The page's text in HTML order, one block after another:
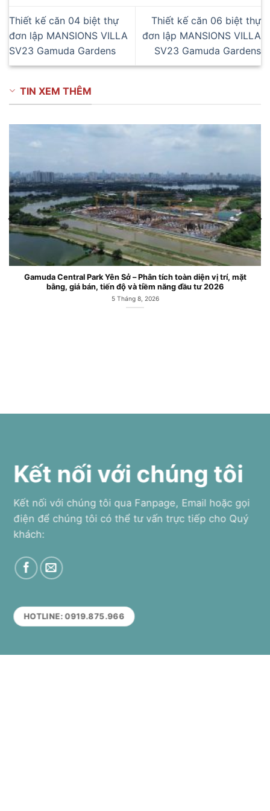
Thiết kế căn 04 biệt thự
đơn lập MANSIONS VILLA
SV23 Gamuda Gardens
Thiết kế căn 06 biệt thự
đơn lập MANSIONS VILLA
SV23 Gamuda Gardens
TIN XEM THÊM
Gamuda Central Park Yên Sở – Phân tích toàn diện vị trí, mặt
bằng, giá bán, tiến độ và tiềm năng đầu tư 2026
5 Tháng 8, 2026
Kết nối với chúng tôi
Kết nối với chúng tôi qua Fanpage, Email hoặc gọi
điện để chúng tôi có thể tư vấn trực tiếp cho Quý
khách:
HOTLINE: 0919.875.966